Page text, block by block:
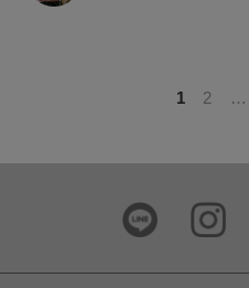
1 2 …